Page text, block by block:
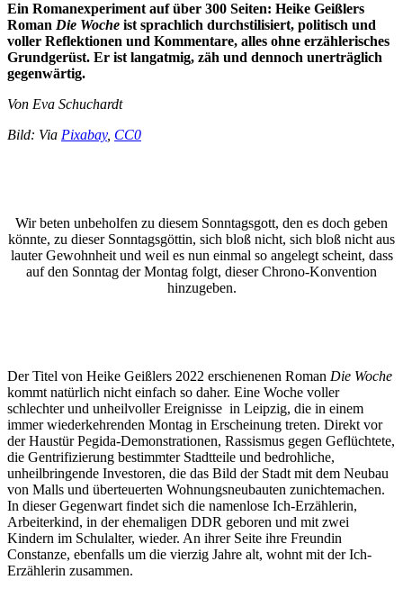
Ein Romanexperiment auf über 300 Seiten: Heike Geißlers
Roman Die Woche ist sprachlich durchstilisiert, politisch und
voller Reflektionen und Kommentare, alles ohne erzählerisches
Grundgerüst. Er ist langatmig, zäh und dennoch unerträglich
gegenwärtig.
Von Eva Schuchardt
Bild: Via Pixabay, CC0
Wir beten unbeholfen zu diesem Sonntagsgott, den es doch geben
könnte, zu dieser Sonntagsgöttin, sich bloß nicht, sich bloß nicht aus
lauter Gewohnheit und weil es nun einmal so angelegt scheint, dass
auf den Sonntag der Montag folgt, dieser Chrono-Konvention
hinzugeben.
Der Titel von Heike Geißlers 2022 erschienenen Roman Die Woche
kommt natürlich nicht einfach so daher. Eine Woche voller
schlechter und unheilvoller Ereignisse in Leipzig, die in einem
immer wiederkehrenden Montag in Erscheinung treten. Direkt vor
der Haustür Pegida-Demonstrationen, Rassismus gegen Geflüchtete,
die Gentrifizierung bestimmter Stadtteile und bedrohliche,
unheilbringende Investoren, die das Bild der Stadt mit dem Neubau
von Malls und überteuerten Wohnungsneubauten zunichtemachen.
In dieser Gegenwart findet sich die namenlose Ich-Erzählerin,
Arbeiterkind, in der ehemaligen DDR geboren und mit zwei
Kindern im Schulalter, wieder. An ihrer Seite ihre Freundin
Constanze, ebenfalls um die vierzig Jahre alt, wohnt mit der Ich-
Erzählerin zusammen.